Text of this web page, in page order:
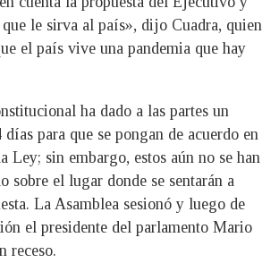
le sirva al país», dijo Cuadra, quien
el país vive una pandemia que hay
ha dado a las partes un
para que se pongan de acuerdo en
Ley; sin embargo, estos aún no se han
sobre el lugar donde se sentarán a
La Asamblea sesionó y luego de
el presidente del parlamento Mario
receso.